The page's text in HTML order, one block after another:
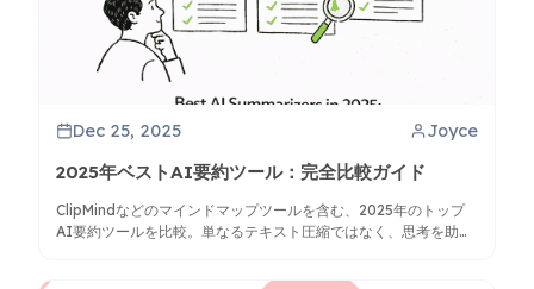
Dec 25, 2025 Joyce
2025年ベストAI要約ツール：完全比較ガイド
ClipMindなどのマインドマップツールを含む、2025年のトップ
AI要約ツールを比較。単なるテキスト圧縮ではなく、思考を助け